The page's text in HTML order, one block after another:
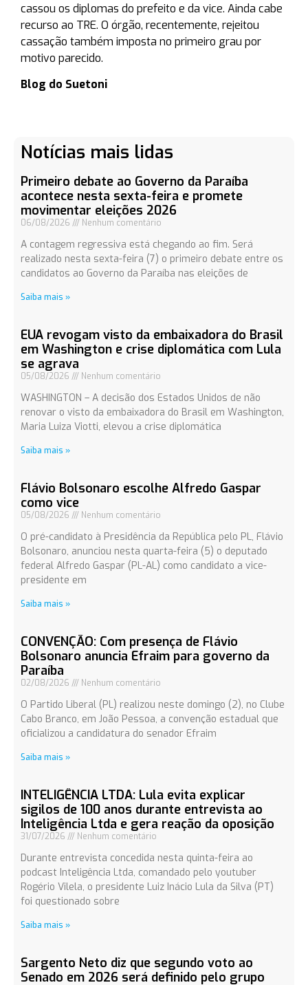
cassou os diplomas do prefeito e da vice. Ainda cabe
recurso ao TRE. O órgão, recentemente, rejeitou
cassação também imposta no primeiro grau por
motivo parecido.
Blog do Suetoni
Notícias mais lidas
Primeiro debate ao Governo da Paraíba
acontece nesta sexta-feira e promete
movimentar eleições 2026
06/08/2026 Nenhum comentário
A contagem regressiva está chegando ao fim. Será
realizado nesta sexta-feira (7) o primeiro debate entre os
candidatos ao Governo da Paraíba nas eleições de
Saiba mais »
EUA revogam visto da embaixadora do Brasil
em Washington e crise diplomática com Lula
se agrava
05/08/2026 Nenhum comentário
WASHINGTON – A decisão dos Estados Unidos de não
renovar o visto da embaixadora do Brasil em Washington,
Maria Luiza Viotti, elevou a crise diplomática
Saiba mais »
Flávio Bolsonaro escolhe Alfredo Gaspar
como vice
05/08/2026 Nenhum comentário
O pré-candidato à Presidência da República pelo PL, Flávio
Bolsonaro, anunciou nesta quarta-feira (5) o deputado
federal Alfredo Gaspar (PL-AL) como candidato a vice-
presidente em
Saiba mais »
CONVENÇÃO: Com presença de Flávio
Bolsonaro anuncia Efraim para governo da
Paraíba
02/08/2026 Nenhum comentário
O Partido Liberal (PL) realizou neste domingo (2), no Clube
Cabo Branco, em João Pessoa, a convenção estadual que
oficializou a candidatura do senador Efraim
Saiba mais »
INTELIGÊNCIA LTDA: Lula evita explicar
sigilos de 100 anos durante entrevista ao
Inteligência Ltda e gera reação da oposição
31/07/2026 Nenhum comentário
Durante entrevista concedida nesta quinta-feira ao
podcast Inteligência Ltda, comandado pelo youtuber
Rogério Vilela, o presidente Luiz Inácio Lula da Silva (PT)
foi questionado sobre
Saiba mais »
Sargento Neto diz que segundo voto ao
Senado em 2026 será definido pelo grupo